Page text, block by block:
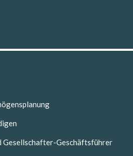
Gesellschafter-Geschäftsführer